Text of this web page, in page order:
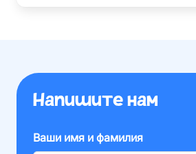
Напишите нам
Ваши имя и фамилия